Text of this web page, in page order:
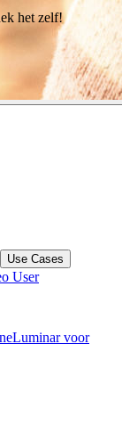
het zelf!
Use Cases
User
Luminar voor